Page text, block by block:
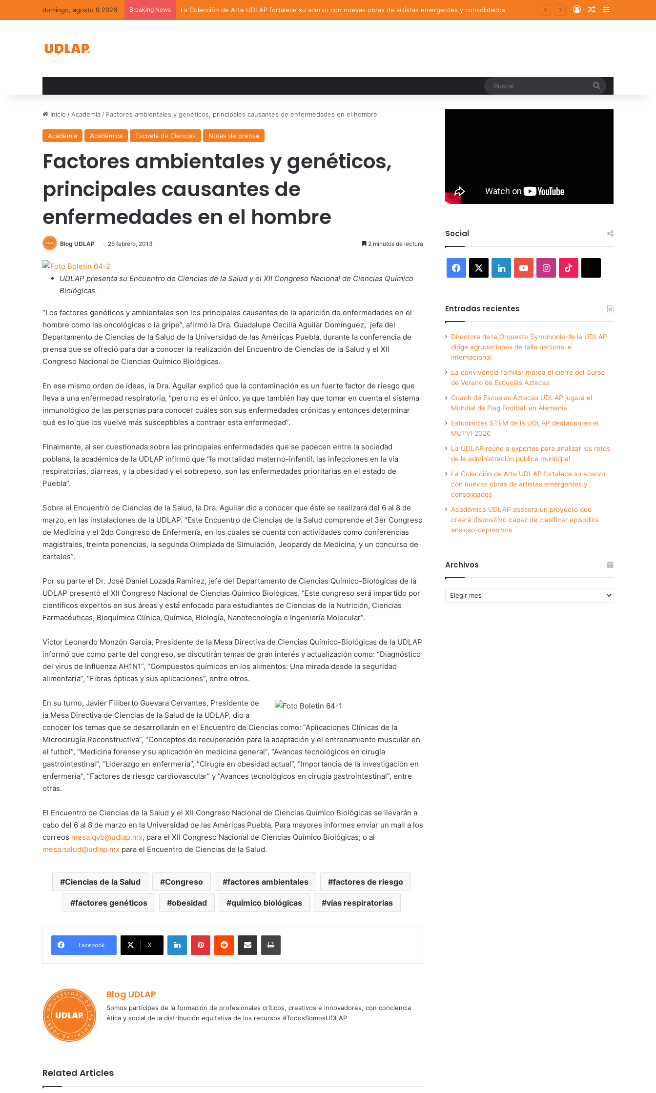
domingo, agosto 9 2026 Breaking News La Colección de Arte UDLAP fortalece su acervo con nuevas obras de artistas emergentes y consolidados Log InRandom Article
Sidebar
Inicio / Academia / Factores ambientales y genéticos, principales causantes de enfermedades en el hombre
Academia Académica Escuela de Ciencias Notas de prensa
Factores ambientales y genéticos,
principales causantes de
enfermedades en el hombre
Blog UDLAP 26 febrero, 2013 2 minutos de lectura
UDLAP presenta su Encuentro de Ciencias de la Salud y el XII Congreso Nacional de Ciencias Químico
Biológicas.
“Los factores genéticos y ambientales son los principales causantes de la aparición de enfermedades en el
hombre como las oncológicas o la gripe”, afirmó la Dra. Guadalupe Cecilia Aguilar Domínguez, jefa del
Departamento de Ciencias de la Salud de la Universidad de las Américas Puebla, durante la conferencia de
prensa que se ofreció para dar a conocer la realización del Encuentro de Ciencias de la Salud y el XII
Congreso Nacional de Ciencias Químico Biológicas.
En ese mismo orden de ideas, la Dra. Aguilar explicó que la contaminación es un fuerte factor de riesgo que
lleva a una enfermedad respiratoria, “pero no es el único, ya que también hay que tomar en cuenta el sistema
inmunológico de las personas para conocer cuáles son sus enfermedades crónicas y entonces determinar
qué es lo que los vuelve más susceptibles a contraer esta enfermedad”.
Finalmente, al ser cuestionada sobre las principales enfermedades que se padecen entre la sociedad
poblana, la académica de la UDLAP infirmó que “la mortalidad materno-infantil, las infecciones en la vía
respiratorias, diarreas, y la obesidad y el sobrepeso, son las enfermedades prioritarias en el estado de
Puebla”.
Sobre el Encuentro de Ciencias de la Salud, la Dra. Aguilar dio a conocer que éste se realizará del 6 al 8 de
marzo, en las instalaciones de la UDLAP. “Este Encuentro de Ciencias de la Salud comprende el 3er Congreso
de Medicina y el 2do Congreso de Enfermería, en los cuales se cuenta con actividades como conferencias
magistrales, treinta ponencias, la segunda Olimpiada de Simulación, Jeopardy de Medicina, y un concurso de
carteles”.
Por su parte el Dr. José Daniel Lozada Ramírez, jefe del Departamento de Ciencias Químico-Biológicas de la
UDLAP presentó el XII Congreso Nacional de Ciencias Químico Biológicas. “Este congreso será impartido por
científicos expertos en sus áreas y está enfocado para estudiantes de Ciencias de la Nutrición, Ciencias
Farmacéuticas, Bioquímica Clínica, Química, Biología, Nanotecnología e Ingeniería Molecular”.
Víctor Leonardo Monzón García, Presidente de la Mesa Directiva de Ciencias Químico-Biológicas de la UDLAP
informó que como parte del congreso, se discutirán temas de gran interés y actualización como: “Diagnóstico
del virus de Influenza AH1N1”, “Compuestos químicos en los alimentos: Una mirada desde la seguridad
alimentaria”, “Fibras ópticas y sus aplicaciones”, entre otros.
En su turno, Javier Filiberto Guevara Cervantes, Presidente de
la Mesa Directiva de Ciencias de la Salud de la UDLAP, dio a
conocer los temas que se desarrollarán en el Encuentro de Ciencias como: “Aplicaciones Clínicas de la
Microcirugía Reconstructiva”, “Conceptos de recuperación para la adaptación y el entrenamiento muscular en
el futbol”, “Medicina forense y su aplicación en medicina general”, “Avances tecnológicos en cirugía
gastrointestinal”, “Liderazgo en enfermería”, “Cirugía en obesidad actual”, “Importancia de la investigación en
enfermería”, “Factores de riesgo cardiovascular” y “Avances tecnológicos en cirugía gastrointestinal”, entre
otras.
El Encuentro de Ciencias de la Salud y el XII Congreso Nacional de Ciencias Químico Biológicas se llevarán a
cabo del 6 al 8 de marzo en la Universidad de las Américas Puebla. Para mayores informes enviar un mail a los
correos mesa.qyb@udlap.mx, para el XII Congreso Nacional de Ciencias Químico Biológicas; o al
mesa.salud@udlap.mx para el Encuentro de Ciencias de la Salud.
Ciencias de la Salud Congreso factores ambientales factores de riesgo
factores genéticos obesidad químico biológicas vías respiratorias
Facebook X
LinkedInPinterestReddit Share via Email Print
Blog UDLAP
Somos partícipes de la formación de profesionales críticos, creativos e innovadores, con conciencia
ética y social de la distribución equitativa de los recursos #TodosSomosUDLAP
Related Articles
Social
Facebook LinkedInYouTubeInstagram
Entradas recientes
Directora de la Orquesta Symphonia de la UDLAP
dirige agrupaciones de talla nacional e
internacional
La convivencia familiar marca el cierre del Curso
de Verano de Escuelas Aztecas
Coach de Escuelas Aztecas UDLAP jugará el
Mundial de Flag Football en Alemania
Estudiantes STEM de la UDLAP destacan en el
MUTVI 2026
La UDLAP reúne a expertos para analizar los retos
de la administración pública municipal
La Colección de Arte UDLAP fortalece su acervo
con nuevas obras de artistas emergentes y
consolidados
Académica UDLAP asesora un proyecto que
creará dispositivo capaz de clasificar episodios
ansioso-depresivos
Archivos
Archivos